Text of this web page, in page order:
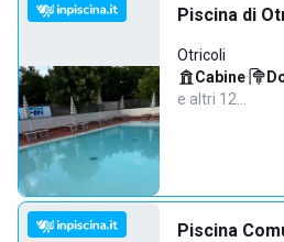
Piscina di
Otricoli
Cabine·
e altri 12…
Piscina